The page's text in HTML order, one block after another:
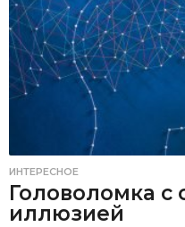
ИНТЕРЕСНОЕ
Головоломка с
иллюзией